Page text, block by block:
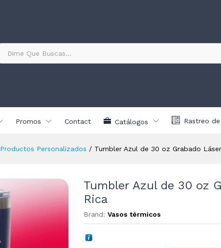
Todo
Promos Contact Catálogos Rastreo
Productos Personalizados / Tumbler Azul de 30 oz Grabado
Tumbler Azul de 30 oz
Rica
Brand: Vasos térmicos